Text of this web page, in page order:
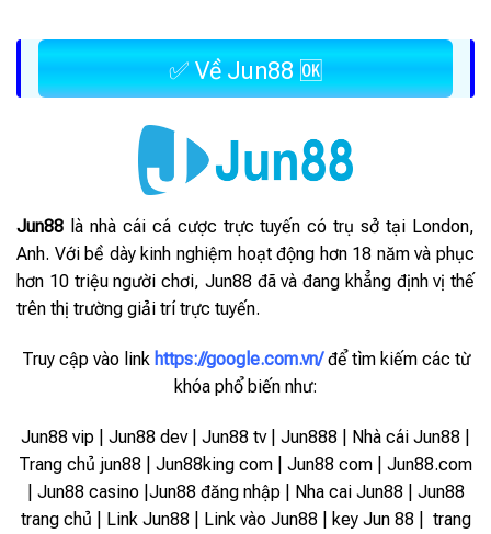
✅ Về Jun88 🆗
Jun88 là nhà cái cá cược trực tuyến có trụ sở tại London,
Anh. Với bề dày kinh nghiệm hoạt động hơn 18 năm và phục
hơn 10 triệu người chơi, Jun88 đã và đang khẳng định vị thế
trên thị trường giải trí trực tuyến.
Truy cập vào link https://google.com.vn/ để tìm kiếm các từ
khóa phổ biến như:
Jun88 vip | Jun88 dev | Jun88 tv | Jun888 | Nhà cái Jun88 |
Trang chủ jun88 | Jun88king com | Jun88 com | Jun88.com
| Jun88 casino |Jun88 đăng nhập | Nha cai Jun88 | Jun88
trang chủ | Link Jun88 | Link vào Jun88 |
key Jun 88 | trang